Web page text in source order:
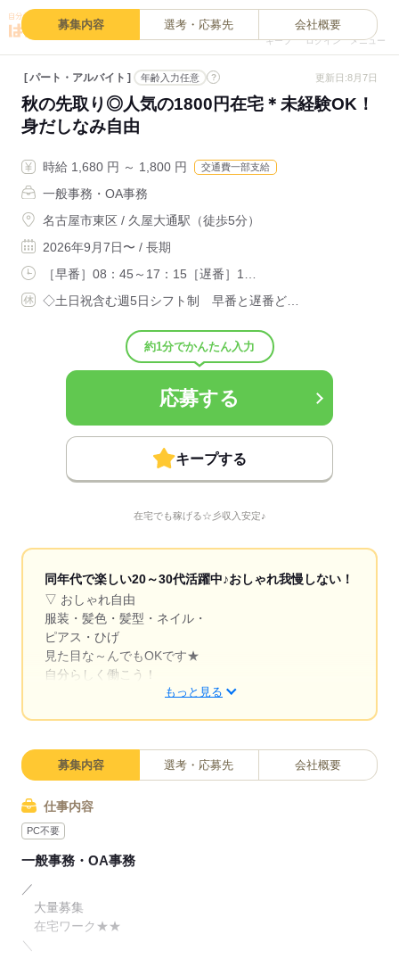
キープ ログイン メニュー
募集内容 選考・応募先 会社概要
パート・アルバイト 年齢入力任意 ? 更新日:8月7日
秋の先取り◎人気の1800円在宅＊未経験OK！
身だしなみ自由
時給 1,680 円 ～ 1,800 円 交通費一部支給
一般事務・OA事務
名古屋市東区 / 久屋大通駅（徒歩5分）
2026年9月7日〜 / 長期
［早番］08：45～17：15［遅番］1…
◇土日祝含む週5日シフト制 早番と遅番ど…
約1分でかんたん入力
応募する
キープする
在宅でも稼げる☆彡収入安定♪
同年代で楽しい20～30代活躍中♪おしゃれ我慢しない！
▽ おしゃれ自由
服装・髪色・髪型・ネイル・
ピアス・ひげ
見た目な～んでもOKです★
自分らしく働こう！
研修中から対象
乗り換え歓迎
▽ シフト制
土日含むシフト制なので
平日休みもあります
通いやすく何かと嬉しい★＊
▽ 評価制度あり
もっと見る
募集内容 選考・応募先 会社概要
仕事内容
PC不要
一般事務・OA事務
／
大量募集
在宅ワーク★★
＼